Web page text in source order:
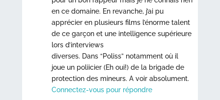
en ce domaine. En revanche, j’ai pu
apprécier en plusieurs films l’énorme talent
de ce garçon et une intelligence supérieure
lors d’interviews
diverses. Dans “Poliss” notamment où il
joue un poliicier (Eh oui!) de la brigade de
protection des mineurs. A voir absolument.
Connectez-vous pour répondre